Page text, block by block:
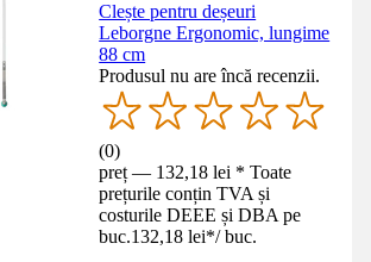
Clește pentru deșeuri
Leborgne Ergonomic, lungime
88 cm
Produsul nu are încă recenzii.
(0)
preț — 132,18 lei * Toate
prețurile conțin TVA și
costurile DEEE și DBA pe
buc.132,18 lei*/ buc.